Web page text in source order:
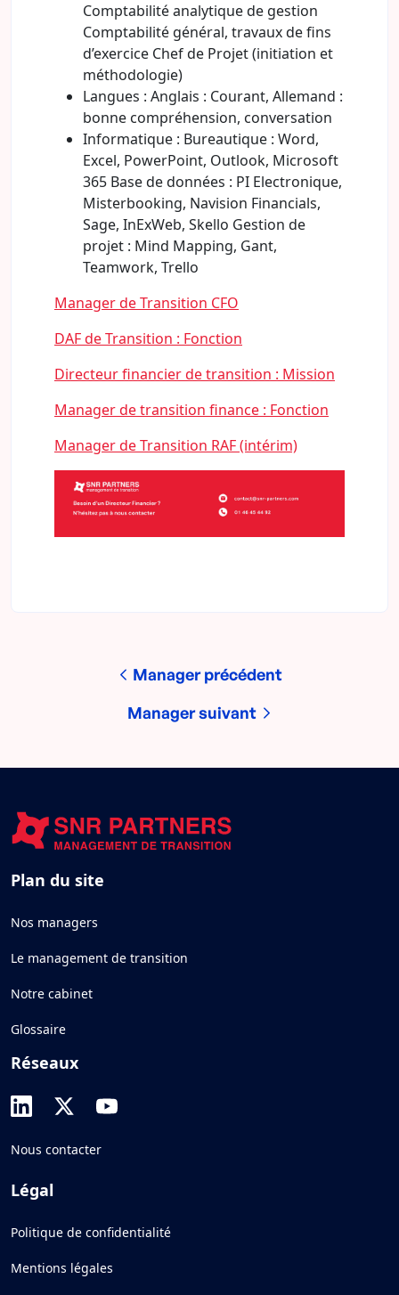
Comptabilité analytique de gestion
Comptabilité général, travaux de fins
d’exercice Chef de Projet (initiation et
méthodologie)
Langues : Anglais : Courant, Allemand :
bonne compréhension, conversation
Informatique : Bureautique : Word,
Excel, PowerPoint, Outlook, Microsoft
365 Base de données : PI Electronique,
Misterbooking, Navision Financials,
Sage, InExWeb, Skello Gestion de
projet : Mind Mapping, Gant,
Teamwork, Trello
Manager de Transition CFO
DAF de Transition : Fonction
Directeur financier de transition : Mission
Manager de transition finance : Fonction
Manager de Transition RAF (intérim)
Manager précédent
Manager suivant
Plan du site
Nos managers
Le management de transition
Notre cabinet
Glossaire
Réseaux
Nous contacter
Légal
Politique de confidentialité
Mentions légales